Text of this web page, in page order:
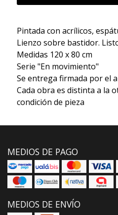
Pintada con acrílicos,
Lienzo sobre bastidor.
Medidas 120 x 80 cm
Serie "En movimiento"
Se entrega firmada por el
Cada obra es distinta a la
condición de pieza
MEDIOS DE PAGO
MEDIOS DE ENVÍO